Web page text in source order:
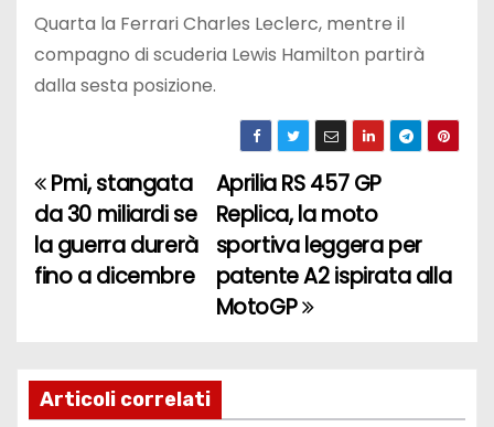
Quarta la Ferrari Charles Leclerc, mentre il
compagno di scuderia Lewis Hamilton partirà
dalla sesta posizione.
N
a
v
g
Aprilia RS 457 GP
Replica, la moto
sportiva leggera per
patente A2 ispirata alla
MotoGP
Pmi, stangata
da 30 miliardi se
la guerra durerà
fino a dicembre
Articoli correlati